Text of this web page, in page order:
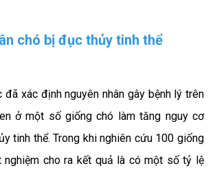
chó bị đục thủy tinh thể
đã xác định nguyên nhân gây bệnh lý trên
ở một số giống chó làm tăng nguy cơ
tinh thể. Trong khi nghiên cứu 100 giống
nghiệm cho ra kết quả là có một số tỷ lệ